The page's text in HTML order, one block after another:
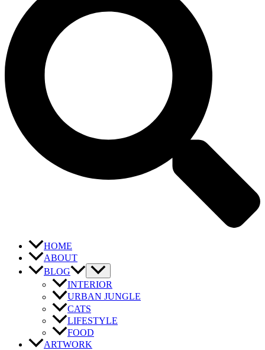
HOME
ABOUT
BLOG
INTERIOR
URBAN JUNGLE
CATS
LIFESTYLE
FOOD
ARTWORK